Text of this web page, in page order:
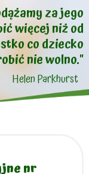
za jego
więcej niż od
co dziecko
nie wolno."
Helen Parkhurst
nr